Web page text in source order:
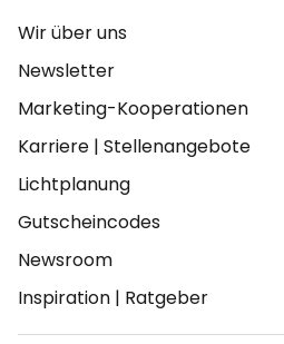
Wir über uns
Newsletter
Marketing-Kooperationen
Karriere | Stellenangebote
Lichtplanung
Gutscheincodes
Newsroom
Inspiration | Ratgeber